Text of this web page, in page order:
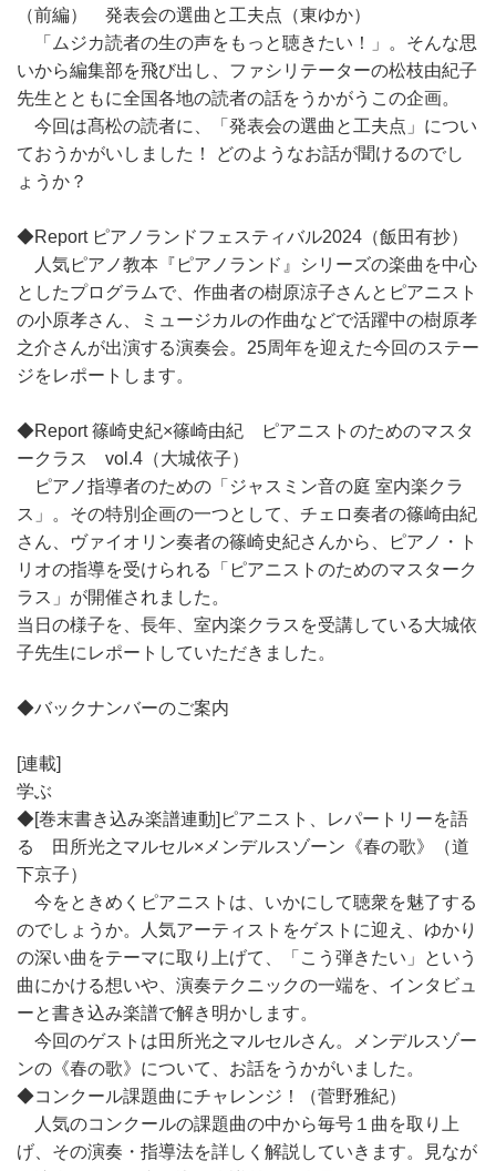
（前編） 発表会の選曲と工夫点（東ゆか）
「ムジカ読者の生の声をもっと聴きたい！」。そんな思
いから編集部を飛び出し、ファシリテーターの松枝由紀子
先生とともに全国各地の読者の話をうかがうこの企画。
今回は髙松の読者に、「発表会の選曲と工夫点」につい
ておうかがいしました！ どのようなお話が聞けるのでし
ょうか？
◆Report ピアノランドフェスティバル2024（飯田有抄）
人気ピアノ教本『ピアノランド』シリーズの楽曲を中心
としたプログラムで、作曲者の樹原涼子さんとピアニスト
の小原孝さん、ミュージカルの作曲などで活躍中の樹原孝
之介さんが出演する演奏会。25周年を迎えた今回のステー
ジをレポートします。
◆Report 篠崎史紀×篠崎由紀 ピアニストのためのマスタ
ークラス vol.4（大城依子）
ピアノ指導者のための「ジャスミン音の庭 室内楽クラ
ス」。その特別企画の一つとして、チェロ奏者の篠崎由紀
さん、ヴァイオリン奏者の篠崎史紀さんから、ピアノ・ト
リオの指導を受けられる「ピアニストのためのマスターク
ラス」が開催されました。
当日の様子を、長年、室内楽クラスを受講している大城依
子先生にレポートしていただきました。
◆バックナンバーのご案内
[連載]
学ぶ
◆[巻末書き込み楽譜連動]ピアニスト、レパートリーを語
る 田所光之マルセル×メンデルスゾーン《春の歌》（道
下京子）
今をときめくピアニストは、いかにして聴衆を魅了する
のでしょうか。人気アーティストをゲストに迎え、ゆかり
の深い曲をテーマに取り上げて、「こう弾きたい」という
曲にかける想いや、演奏テクニックの一端を、インタビュ
ーと書き込み楽譜で解き明かします。
今回のゲストは田所光之マルセルさん。メンデルスゾー
ンの《春の歌》について、お話をうかがいました。
◆コンクール課題曲にチャレンジ！（菅野雅紀）
人気のコンクールの課題曲の中から毎号１曲を取り上
げ、その演奏・指導法を詳しく解説していきます。見なが